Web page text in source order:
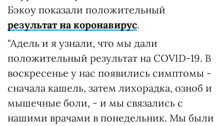
Бэкоу показали положительный
результат на коронавирус.
"Адель и я узнали, что мы дали
положительный результат на COVID-19. В
воскресенье у нас появились симптомы -
сначала кашель, затем лихорадка, озноб и
мышечные боли, - и мы связались с
нашими врачами в понедельник. Мы были